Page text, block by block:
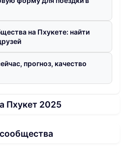
на Пхукете: найти
прогноз, качество
Пхукет 2025